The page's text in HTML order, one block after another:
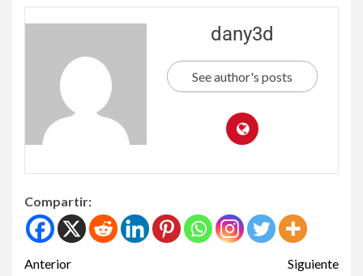
dany3d
See author's posts
Compartir:
Anterior
Siguiente